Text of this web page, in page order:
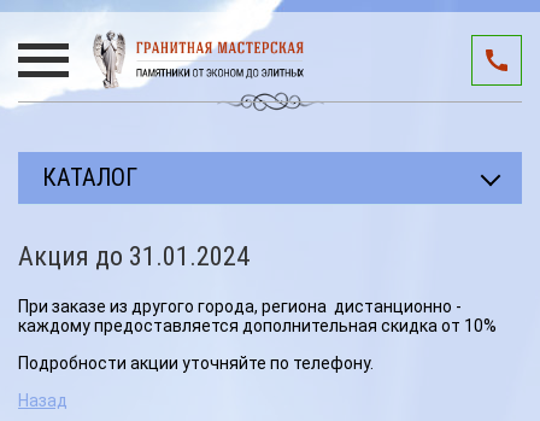
КАТАЛОГ
Авторские работы
Благоустройство мест захоронения
Памятники участникам СВО
Акция до 31.01.2024
При заказе из другого города, региона дистанционно -
каждому предоставляется дополнительная скидка от 10%
Подробности акции уточняйте по телефону.
Назад